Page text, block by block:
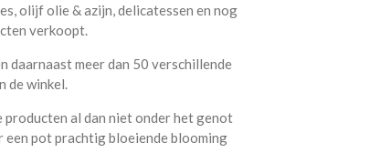
olijf olie & azijn, delicatessen en nog
verkoopt.
daarnaast meer dan 50 verschillende
de winkel.
producten al dan niet onder het genot
een pot prachtig bloeiende blooming